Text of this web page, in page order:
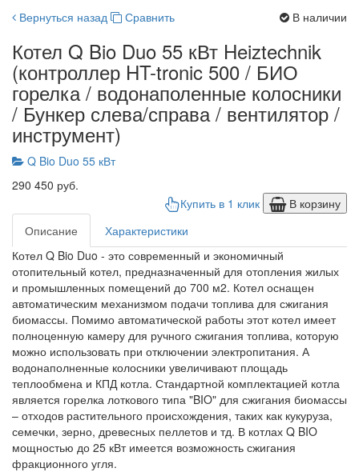
Вернуться назад
Сравнить В наличии
Котел Q Bio Duo 55 кВт Heiztechnik
(контроллер HT-tronic 500 / БИО
горелка / водонаполенные колосники
/ Бункер слева/справа / вентилятор /
инструмент)
Q Bio Duo 55 кВт
290 450 руб.
Купить в 1 клик
В корзину
Описание
Характеристики
Котел Q Bio Duo - это современный и экономичный
отопительный котел, предназначенный для отопления жилых
и промышленных помещений до 700 м2. Котел оснащен
автоматическим механизмом подачи топлива для сжигания
биомассы. Помимо автоматической работы этот котел имеет
полноценную камеру для ручного сжигания топлива, которую
можно использовать при отключении электропитания. А
водонаполненные колосники увеличивают площадь
теплообмена и КПД котла. Стандартной комплектацией котла
является горелка лоткового типа "BIO" для сжигания биомассы
– отходов растительного происхождения, таких как кукуруза,
семечки, зерно, древесных пеллетов и тд. В котлах Q BIO
мощностью до 25 кВт имеется возможность сжигания
фракционного угля.